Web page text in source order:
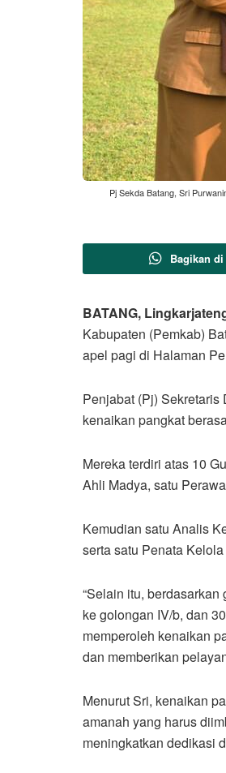
Pj Sekda Batang, Sri
Bagikan
BATANG,
Kabupaten (Pemkab)
apel pagi di Halaman
Penjabat (Pj)
kenaikan pangkat
Mereka terdiri atas 10
Ahli Madya, satu
Kemudian satu Analis
serta satu Penata
“Selain itu,
ke golongan IV/b, dan
memperoleh kenaikan
dan memberikan
Menurut Sri, kenaikan
amanah yang harus
meningkatkan dedikasi